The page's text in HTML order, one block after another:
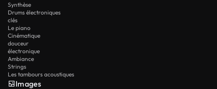
Synthèse
Drums électroniques
clés
Le piano
Cinématique
douceur
électronique
Ambiance
Strings
Les tambours acoustiques
Images